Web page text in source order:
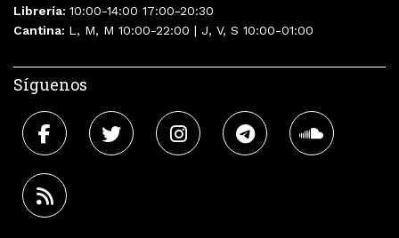
Librería: 10:00-14:00 17:00-20:30
Cantina: L, M, M 10:00-22:00 | J, V, S 10:00-01:00
Síguenos